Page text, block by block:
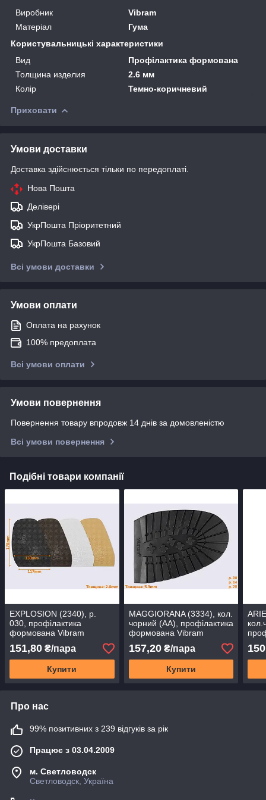
Виробник
Vibram
Матеріал
Гума
Користувальницькі характеристики
Вид
Профілактика формована
Толщина изделия
2.6 мм
Колір
Темно-коричневий
Приховати
Умови доставки
Доставка здійснюється тільки по передоплаті.
Нова Пошта
Делівері
УкрПошта Пріоритетний
УкрПошта Базовий
Всі умови доставки
Умови оплати
Оплата на рахунок
100% предоплата
Всі умови оплати
Умови повернення
Повернення товару впродовж 14 днів за домовленістю
Всі умови повернення
Подібні товари компанії
EXPLOSION (2340), р.
030, профілактика
формована Vibram
151,80 ₴/пара
Купити
MAGGIORANA (3334), кол.
чорний (AА), профілактика
формована Vibram
157,20₴/пара
Купити
Про нас
99% позитивних з 239 відгуків за рік
Працює з 03.04.2009
м. Светловодск
Светловодск, Україна